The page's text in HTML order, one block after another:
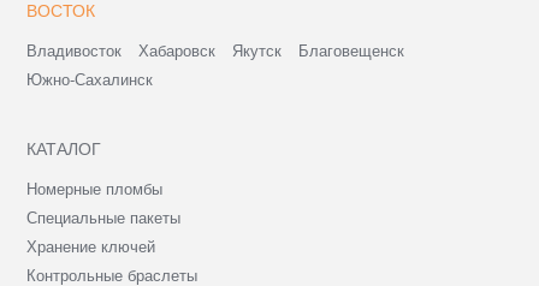
ВОСТОК
Владивосток Хабаровск Якутск
Благовещенск
Южно-Сахалинск
КАТАЛОГ
Номерные пломбы
Специальные пакеты
Хранение ключей
Контрольные браслеты